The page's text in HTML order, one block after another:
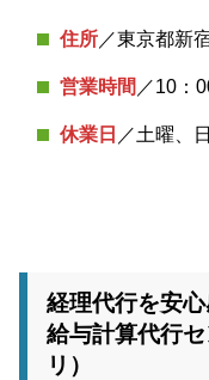
住所／東京都新
営業時間 ／10：
休業日 ／土曜、
経理代行を安
給与計算代行
リ）